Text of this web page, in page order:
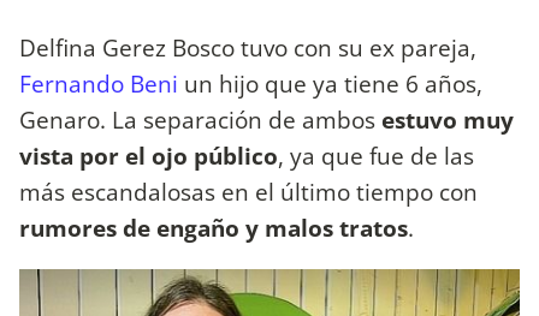
Delfina Gerez Bosco tuvo con su ex pareja,
Fernando Beni un hijo que ya tiene 6 años,
Genaro. La separación de ambos estuvo muy
vista por el ojo público, ya que fue de las
más escandalosas en el último tiempo con
rumores de engaño y malos tratos.